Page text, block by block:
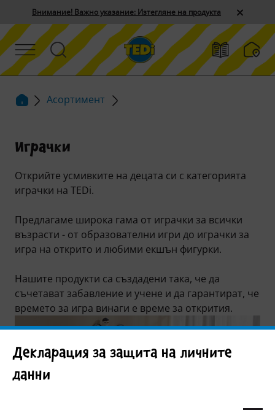
Внимание! Важно указание: Изтегляне на продукта
Асортимент
Играчки
Открийте усмивките на децата си с категорията
играчки на TEDi.
Предлагаме широка гама от играчки за всички
възрасти - от образователни игри до играчки за
игра на открито и любими екшън фигурки.
Нашите продукти са създадени така, че да
съчетават забавление и учене и да гарантират, че
времето за игра винаги е време за открития.
Декларация за защита на личните
данни